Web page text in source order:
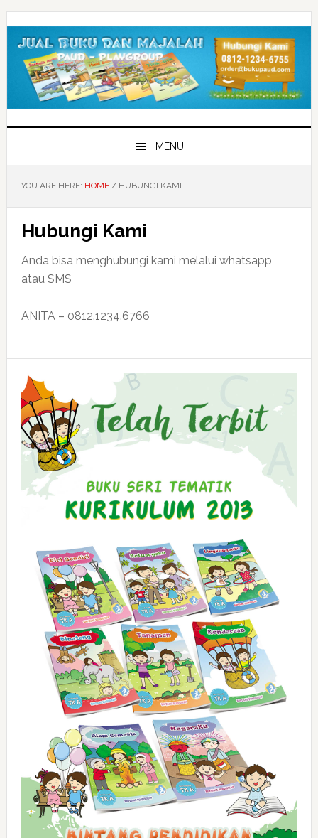
Skip
to
primary
navigation
Skip
to
main
content
Skip
to
primary
sidebar
MENU
YOU ARE HERE: HOME /HUBUNGI KAMI
Hubungi Kami
Anda bisa menghubungi kami melalui whatsapp
atau SMS
ANITA – 0812.1234.6766
Primary
Sidebar